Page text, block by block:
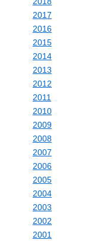
2017
2016
2015
2014
2013
2012
2011
2010
2009
2008
2007
2006
2005
2004
2003
2002
2001